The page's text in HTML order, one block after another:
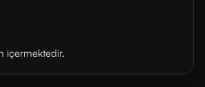
içermektedir.